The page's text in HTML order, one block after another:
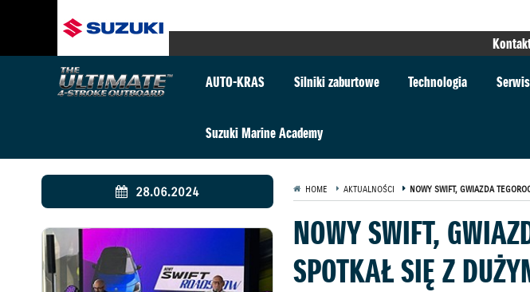
AUTO-KRAS Silniki zaburtowe Technologia
Suzuki Marine Academy
28.06.2024 HOME AKTUALNOŚCI NOWY SWIFT, GWIAZDA
NOWY SWIFT,
SPOTKAŁ SIĘ Z